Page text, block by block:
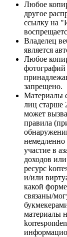
Любое
другое
ссылку на
Владелец
является
Любое
фотографий
запрещено.
Материалы
лиц старше
может
правила
немедленно
участие в
доходов
ресурс
и/или
какой
связаны/
материалы